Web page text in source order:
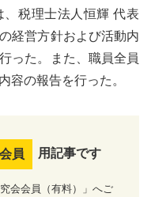
税理士法人恒輝 代表
経営方針および活動内
った。また、職員全員
容の報告を行った。
員 用記事です
会会員（有料）」へご